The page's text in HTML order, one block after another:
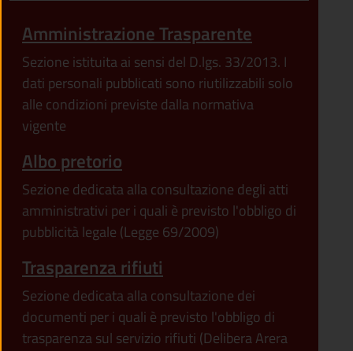
Amministrazione Trasparente
Sezione istituita ai sensi del D.lgs. 33/2013. I
dati personali pubblicati sono riutilizzabili solo
alle condizioni previste dalla normativa
vigente
Albo pretorio
Sezione dedicata alla consultazione degli atti
amministrativi per i quali è previsto l'obbligo di
pubblicità legale (Legge 69/2009)
Trasparenza rifiuti
Sezione dedicata alla consultazione dei
documenti per i quali è previsto l'obbligo di
trasparenza sul servizio rifiuti (Delibera Arera